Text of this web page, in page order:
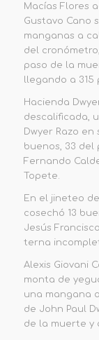
Macías Flores
Gustavo Cano
manganas a
del
paso de la
llegando a 315
Hacienda
descalificada,
Dwyer Razo
buenos, 33 del
Fernando
Topete.
En el jineteo
cosechó 13
Jesús
terna
Alexis Giovani
monta de
una mangana
de John Paul
de la muerte y